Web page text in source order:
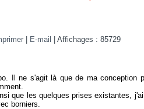
E-mail Affichages : 85729
Il ne s'agit là que de ma conception
que les quelques prises existantes,
borniers.